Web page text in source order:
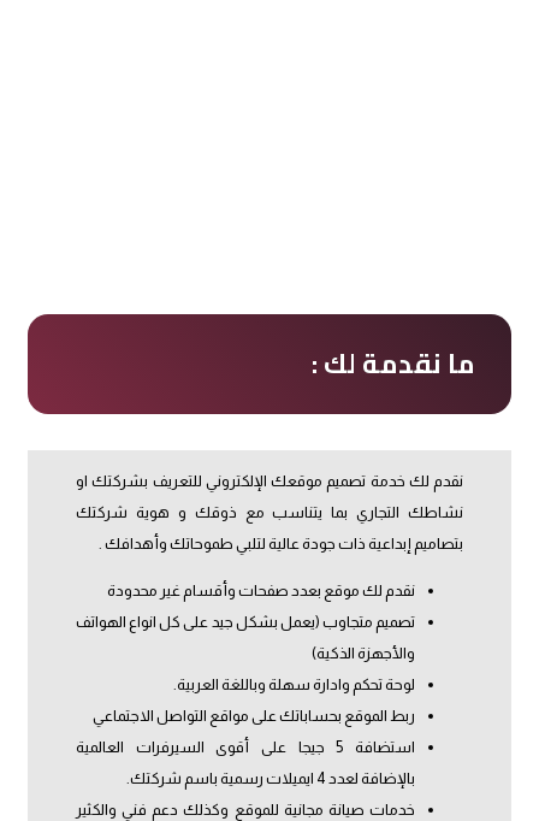
ما نقدمة لك :
نقدم لك خدمة تصميم موقعك الإلكتروني للتعريف بشركتك او
نشاطك التجاري بما يتناسب مع ذوقك و هوية شركتك
بتصاميم إبداعية ذات جودة عالية لتلبي طموحاتك وأهدافك .
نقدم لك موقع بعدد صفحات وأقسام غير محدودة
تصميم متجاوب (يعمل بشكل جيد على كل انواع الهواتف
والأجهزة الذكية)
لوحة تحكم وادارة سهلة وباللغة العربية.
ربط الموقع بحساباتك على مواقع التواصل الاجتماعي
استضافة 5 جيجا على أقوى السيرفرات العالمية
بالإضافة لعدد 4 ايميلات رسمية باسم شركتك.
خدمات صيانة مجانية للموقع وكذلك دعم فني والكثير